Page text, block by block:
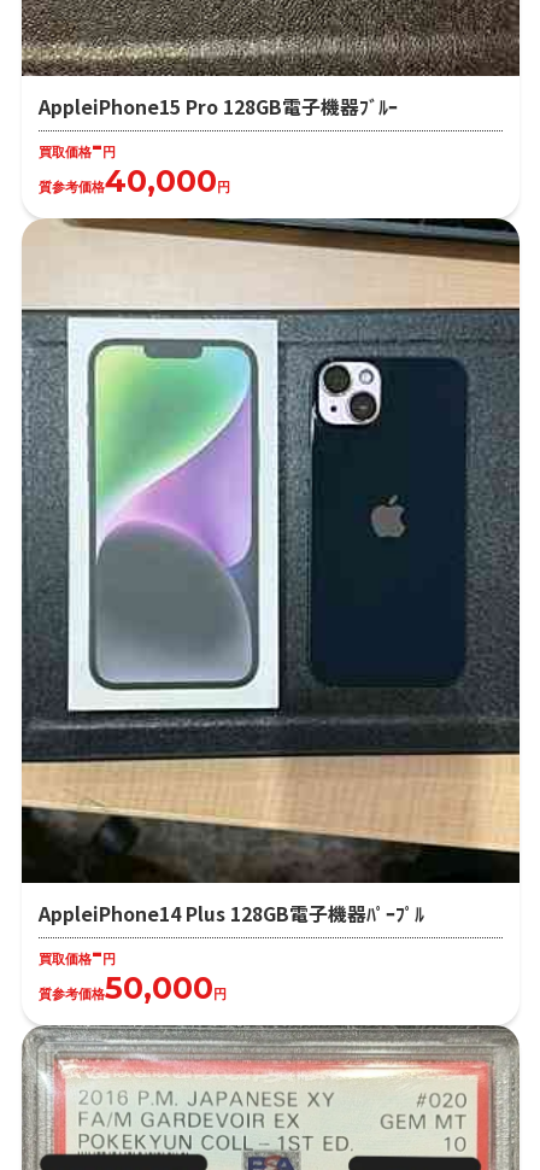
AppleiPhone15 Pro 128GB電子機器ﾌﾞﾙｰ
買取価格- 円
質参考価格40,000 円
AppleiPhone14 Plus 128GB電子機器ﾊﾟｰﾌﾟﾙ
買取価格-円
質参考価格50,000円